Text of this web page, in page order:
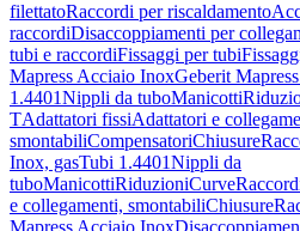
filettatoRaccordi per riscaldamento
raccordiDisaccoppiamenti per
tubi e raccordiFissaggi per tubi
Mapress Acciaio InoxGeberit
1.4401Nippli da tuboManicotti
TAdattatori fissiAdattatori e
smontabiliCompensatoriChiusure
Inox, gasTubi 1.4401Nippli da
tuboManicottiRiduzioniCurve
e collegamenti, smontabiliChiusure
Mapress Acciaio Inox